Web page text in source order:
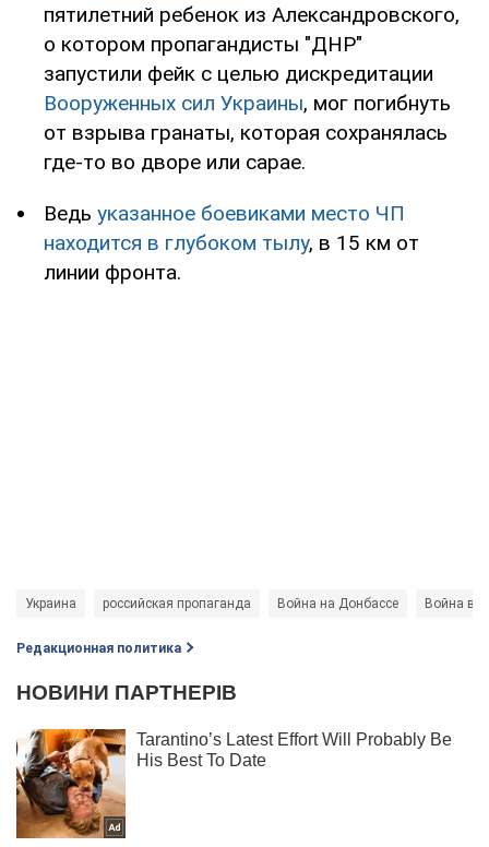
пятилетний ребенок из Александровского,
о котором пропагандисты "ДНР"
запустили фейк с целью дискредитации
Вооруженных сил Украины, мог погибнуть
от взрыва гранаты, которая сохранялась
где-то во дворе или сарае.
Ведь указанное боевиками место ЧП
находится в глубоком тылу, в 15 км от
линии фронта.
Украина российская пропаганда Война на Донбассе Война в
Редакционная политика